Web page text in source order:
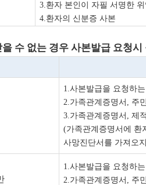
3.환자 본인이 자필 서명한
4.환자의 신분증 사본
수 없는 경우 사본발급 요청시
1.사본발급을 요청하
2.가족관계증명서 , 주
3.가족관계증명서 , 제
(가족관계증명서에 환
사망진단서를 가져오
1.사본발급을 요청하
2.가족관계증명서 , 주